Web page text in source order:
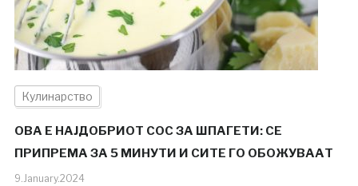
Кулинарство
ОВА Е НАЈДОБРИОТ СОС ЗА ШПАГЕТИ: СЕ
ПРИПРЕМА ЗА 5 МИНУТИ И СИТЕ ГО ОБОЖУВААТ
9.January.2024